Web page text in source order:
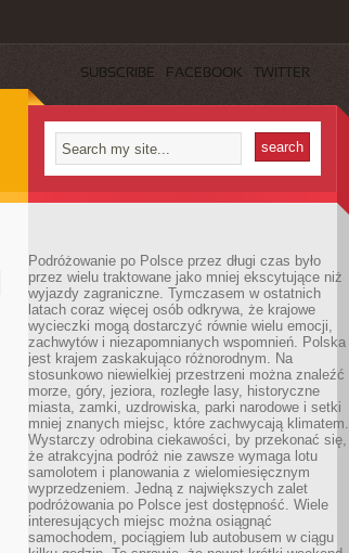
SUBSCRIBE FACEBOOK TWITTER
Podróżowanie po Polsce przez długi czas było
przez wielu traktowane jako mniej ekscytujące niż
wyjazdy zagraniczne. Tymczasem w ostatnich
latach coraz więcej osób odkrywa, że krajowe
wycieczki mogą dostarczyć równie wielu emocji,
zachwytów i niezapomnianych wspomnień. Polska
jest krajem zaskakująco różnorodnym. Na
stosunkowo niewielkiej przestrzeni można znaleźć
morze, góry, jeziora, rozległe lasy, historyczne
miasta, zamki, uzdrowiska, parki narodowe i setki
mniej znanych miejsc, które zachwycają klimatem.
Wystarczy odrobina ciekawości, by przekonać się,
że atrakcyjna podróż nie zawsze wymaga lotu
samolotem i planowania z wielomiesięcznym
wyprzedzeniem. Jedną z największych zalet
podróżowania po Polsce jest dostępność. Wiele
interesujących miejsc można osiągnąć
samochodem, pociągiem lub autobusem w ciągu